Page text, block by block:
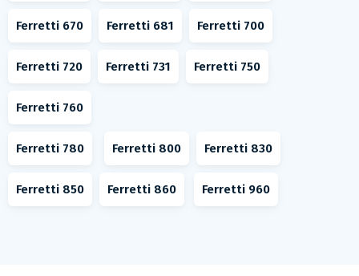
Ferretti 670 Ferretti 681 Ferretti 700
Ferretti 720 Ferretti 731 Ferretti 750
Ferretti 760
Ferretti 780 Ferretti 800 Ferretti 830
Ferretti 850 Ferretti 860 Ferretti 960